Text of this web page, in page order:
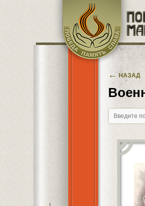
Перейти к основному содержанию
←НАЗАД